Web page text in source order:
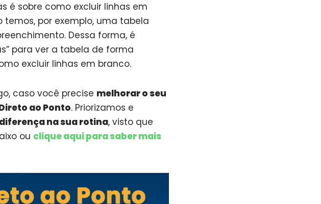
é sobre como excluir linhas em
temos, por exemplo, uma tabela
Dessa forma, é
para ver a tabela de forma
excluir linhas em branco.
caso você precise melhorar o seu
ao Ponto. Priorizamos e
na sua rotina, visto que
ou clique aqui para saber mais